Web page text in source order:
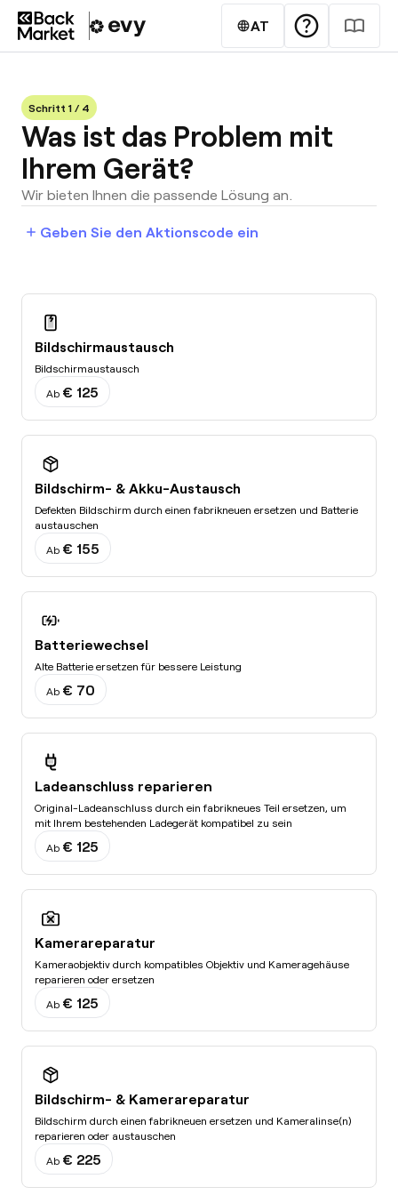
languageAT help import_contacts
Schritt 1 / 4
Was ist das Problem mit
Ihrem Gerät?
Wir bieten Ihnen die passende Lösung an.
add Geben Sie den Aktionscode ein
Bildschirmaustausch
Bildschirmaustausch
Ab € 125
Bildschirm- & Akku-Austausch
Defekten Bildschirm durch einen fabrikneuen ersetzen und Batterie
austauschen
Ab € 155
Batteriewechsel
Alte Batterie ersetzen für bessere Leistung
Ab € 70
Ladeanschluss reparieren
Original-Ladeanschluss durch ein fabrikneues Teil ersetzen, um
mit Ihrem bestehenden Ladegerät kompatibel zu sein
Ab € 125
Kamerareparatur
Kameraobjektiv durch kompatibles Objektiv und Kameragehäuse
reparieren oder ersetzen
Ab € 125
Bildschirm- & Kamerareparatur
Bildschirm durch einen fabrikneuen ersetzen und Kameralinse(n)
reparieren oder austauschen
Ab € 225